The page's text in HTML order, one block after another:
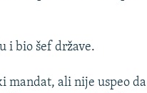
i bio šef države.
mandat, ali nije uspeo